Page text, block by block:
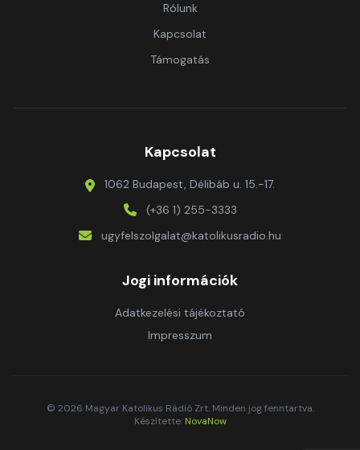
Rólunk
Kapcsolat
Támogatás
Kapcsolat
1062 Budapest, Délibáb u. 15.-17.
(+36 1) 255-3333
ugyfelszolgalat@katolikusradio.hu
Jogi információk
Adatkezelési tájékoztató
Impresszum
© 2026 Magyar Katolikus Rádió Zrt. Minden jog fenntartva.
Készítette: NovaNow